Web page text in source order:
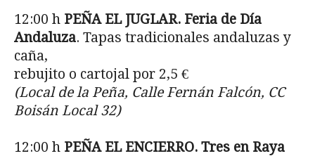
12:00 h PEÑA EL JUGLAR. Feria de Día
Andaluza. Tapas tradicionales andaluzas y
caña,
rebujito o cartojal por 2,5 €
(Local de la Peña, Calle Fernán Falcón, CC
Boisán Local 32)
12:00 h PEÑA EL ENCIERRO. Tres en Raya